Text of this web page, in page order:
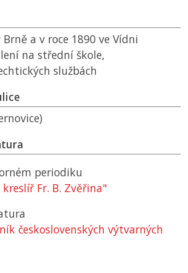
Brně a v roce 1890 ve Vídni
na střední škole,
službách
periodiku
Fr. B. Zvěřina"
československých výtvarných